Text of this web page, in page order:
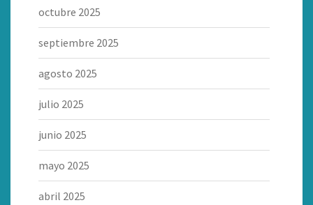
octubre 2025
septiembre 2025
agosto 2025
julio 2025
junio 2025
mayo 2025
abril 2025